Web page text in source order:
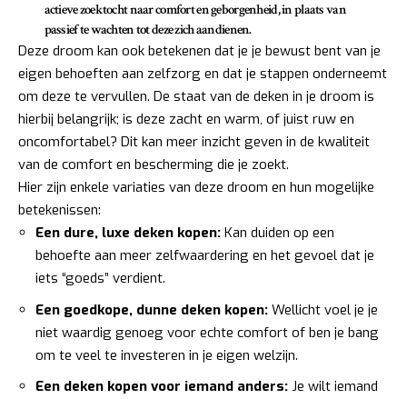
actieve zoektocht naar comfort en geborgenheid, in plaats van
passief te wachten tot deze zich aandienen.
Deze droom kan ook betekenen dat je je bewust bent van je
eigen behoeften aan zelfzorg en dat je stappen onderneemt
om deze te vervullen. De staat van de deken in je droom is
hierbij belangrijk; is deze zacht en warm, of juist ruw en
oncomfortabel? Dit kan meer inzicht geven in de kwaliteit
van de comfort en bescherming die je zoekt.
Hier zijn enkele variaties van deze droom en hun mogelijke
betekenissen:
Een dure, luxe deken kopen: Kan duiden op een
behoefte aan meer zelfwaardering en het gevoel dat je
iets “goeds” verdient.
Een goedkope, dunne deken kopen: Wellicht voel je je
niet waardig genoeg voor echte comfort of ben je bang
om te veel te investeren in je eigen welzijn.
Een deken kopen voor iemand anders: Je wilt iemand